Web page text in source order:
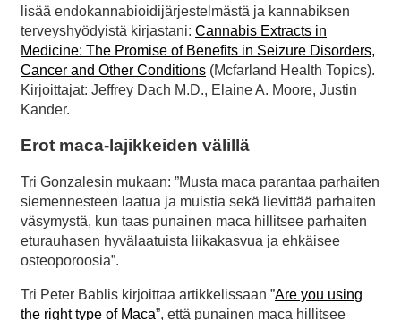
lisää endokannabioidijärjestelmästä ja kannabiksen
terveyshyödyistä kirjastani: Cannabis Extracts in
Medicine: The Promise of Benefits in Seizure Disorders,
Cancer and Other Conditions (Mcfarland Health Topics).
Kirjoittajat: Jeffrey Dach M.D., Elaine A. Moore, Justin
Kander.
Erot maca-lajikkeiden välillä
Tri Gonzalesin mukaan: ”Musta maca parantaa parhaiten
siemennesteen laatua ja muistia sekä lievittää parhaiten
väsymystä, kun taas punainen maca hillitsee parhaiten
eturauhasen hyvälaatuista liikakasvua ja ehkäisee
osteoporoosia”.
Tri Peter Bablis kirjoittaa artikkelissaan ”Are you using
the right type of Maca”, että punainen maca hillitsee